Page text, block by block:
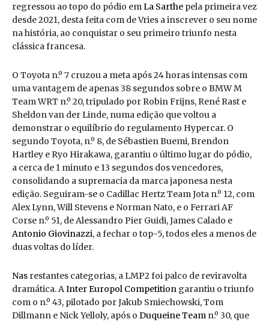
regressou ao topo do pódio emLa Sarthe pela primeira vez
desde 2021, desta feita com de Vries a inscrever o seu nome
na história, ao conquistar o seu primeiro triunfo nesta
clássica francesa.
O Toyota n.º 7 cruzou a meta após 24 horas intensas com
uma vantagem de apenas 38 segundos sobre o BMW M
Team WRT n.º 20, tripulado por Robin Frijns, René Rast e
Sheldon van der Linde, numa edição que voltou a
demonstrar o equilíbrio do regulamento Hypercar. O
segundo Toyota, n.º 8, de Sébastien Buemi, Brendon
Hartley e Ryo Hirakawa, garantiu o último lugar do pódio,
a cerca de 1 minuto e 13 segundos dos vencedores,
consolidando a supremacia da marca japonesa nesta
edição. Seguiram-se o Cadillac Hertz Team Jota n.º 12, com
Alex Lynn, Will Stevens e Norman Nato, e o Ferrari AF
Corse n.º 51, de Alessandro Pier Guidi, James Calado e
Antonio Giovinazzi, a fechar o top-5, todos eles a menos de
duas voltas do líder.
Nas restantes categorias, a LMP2 foi palco de reviravolta
dramática. AInter Europol Competition garantiu o triunfo
com o n.º 43, pilotado por Jakub Smiechowski, Tom
Dillmann e Nick Yelloly, após o Duqueine Team n.º 30, que